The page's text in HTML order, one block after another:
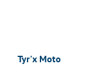
Tyr'x Moto